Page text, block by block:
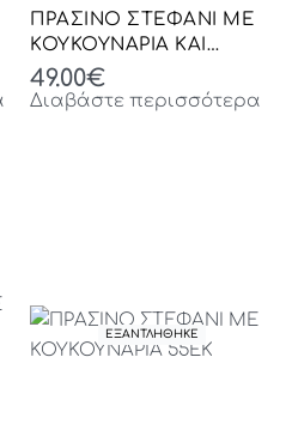
ΠΡΑΣΙΝΟ ΣΤΕΦΑΝΙ ΜΕ
ΚΟΥΚΟΥΝΑΡΙΑ ΚΑΙ
ΜΠΑΛΕΣ Φ50ΕΚ
49.00€
Διαβάστε περισσότερα
ΕΞΑΝΤΛΗΘΗΚΕ